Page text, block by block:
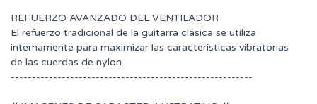
REFUERZO AVANZADO DEL VENTILADOR
El refuerzo tradicional de la guitarra clásica se utiliza
internamente para maximizar las características vibratorias
de las cuerdas de nylon.
---------------------------------------------------------